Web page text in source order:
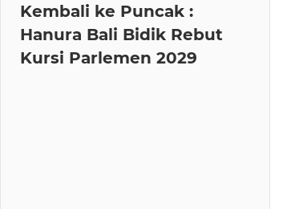
Kembali ke Puncak :
Hanura Bali Bidik Rebut
Kursi Parlemen 2029